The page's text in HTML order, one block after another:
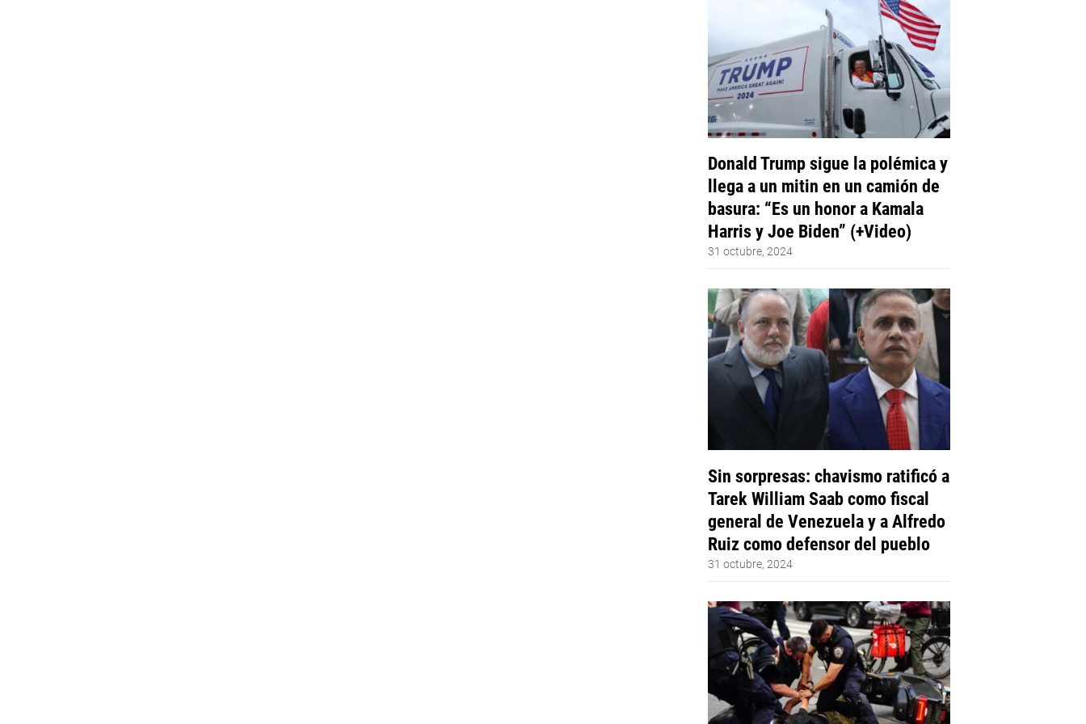
Donald Trump sigue la polémica y
llega a un mitin en un camión de
basura: “Es un honor a Kamala
Harris y Joe Biden” (+Video)
31 octubre, 2024
Sin sorpresas: chavismo ratificó a
Tarek William Saab como fiscal
general de Venezuela y a Alfredo
Ruiz como defensor del pueblo
31 octubre, 2024